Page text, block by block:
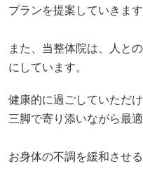
プランを提案していきます
また、当整体院は、人と
にしています。
健康的に過ごしていただ
三脚で寄り添いながら最
お身体の不調を緩和させ